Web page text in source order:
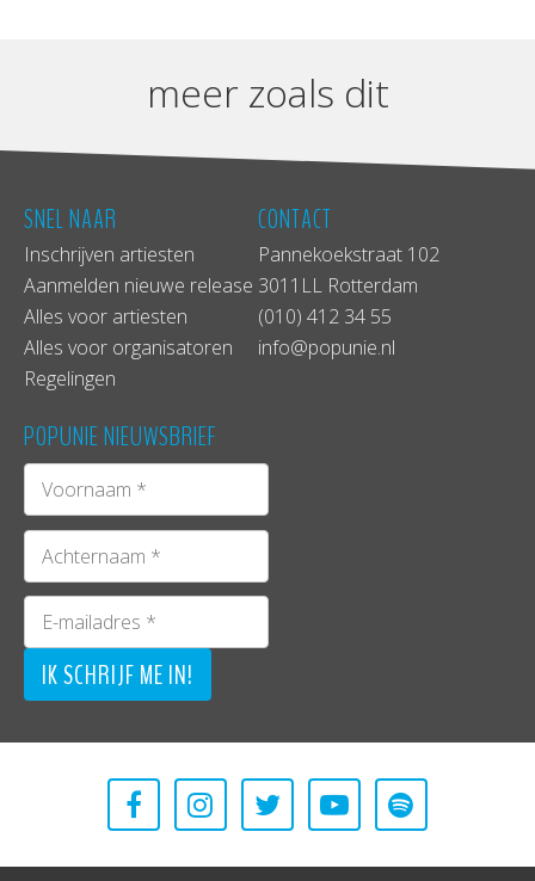
meer zoals dit
SNEL NAAR
Inschrijven artiesten
Aanmelden nieuwe release
Alles voor artiesten
Alles voor organisatoren
Regelingen
CONTACT
Pannekoekstraat 102
3011LL Rotterdam
(010) 412 34 55
info@popunie.nl
POPUNIE NIEUWSBRIEF